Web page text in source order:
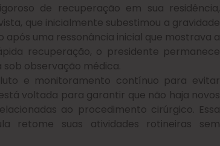
de recuperação em sua residência,
que inicialmente subestimou a gravidade
uma ressonância inicial que mostrava a
recuperação, o presidente permanece
observação médica.
e monitoramento contínuo para evitar
voltada para garantir que não haja novos
ao procedimento cirúrgico. Essa
retome suas atividades rotineiras sem